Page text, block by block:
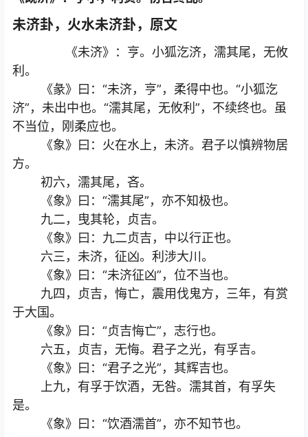
未济卦，火水未济卦，原文
《未济》：亨。小狐汔济，濡其尾，无攸
利。
《彖》曰：“未济，亨”，柔得中也。“小狐汔
济”，未出中也。“濡其尾，无攸利”，不续终也。虽
不当位，刚柔应也。
《象》曰：火在水上，未济。君子以慎辨物居
方。
初六，濡其尾，吝。
《象》曰：“濡其尾”，亦不知极也。
九二，曳其轮，贞吉。
《象》曰：九二贞吉，中以行正也。
六三，未济，征凶。利涉大川。
《象》曰：“未济征凶”，位不当也。
九四，贞吉，悔亡，震用伐鬼方，三年，有赏
于大国。
《象》曰：“贞吉悔亡”，志行也。
六五，贞吉，无悔。君子之光，有孚吉。
《象》曰：“君子之光”，其辉吉也。
上九，有孚于饮酒，无咎。濡其首，有孚失
是。
《象》曰：“饮酒濡首”，亦不知节也。